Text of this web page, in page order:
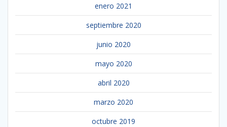
enero 2021
septiembre 2020
junio 2020
mayo 2020
abril 2020
marzo 2020
octubre 2019